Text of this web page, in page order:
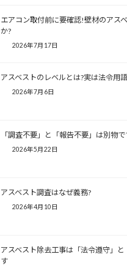
エアコン取付前に要確認!壁材のアス
か?
2026年7月17日
アスベストのレベルとは?実は法令用
2026年7月6日
「調査不要」と「報告不要」は別物で
2026年5月22日
アスベスト調査はなぜ義務?
2026年4月10日
アスベスト除去工事は「法令遵守」
す